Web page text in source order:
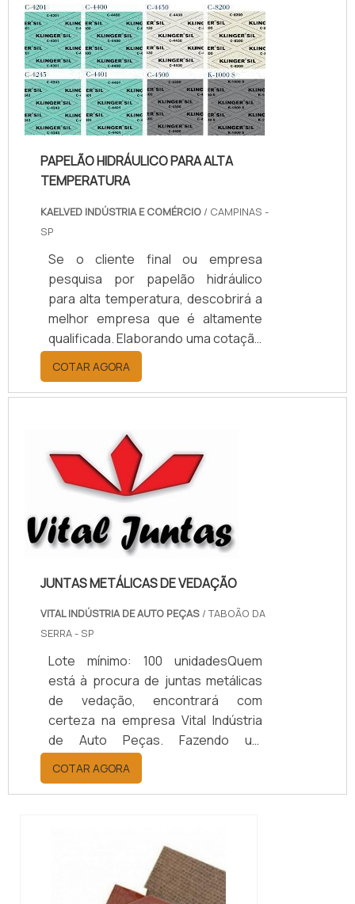
temperatura, com os colaboradores
da kaelved obterá excelente custo-
benefício com assessoria técnica
especializada.UM POUCO MAIS
SOBRE JUNTAS DE TEFLON
TEMPERA...
PAPELÃO HIDRÁULICO PARA ALTA
TEMPERATURA
KAELVED INDÚSTRIA E COMÉRCIO / CAMPINAS -
SP
Se o cliente final ou empresa
pesquisa por papelão hidráulico
para alta temperatura, descobrirá a
melhor empresa que é altamente
qualificada. Elaborando uma cotação
por meio da plataforma e
descobrindo a melhor referência do
mercado.MAIS INFORMAÇÕES
HIDRÁULICO PARA ALTA
TEMPERATURASe alguém pesquisar
papelão hidráulico para alta
temperatura encontra na internet a
kaelved. Uma empresa com alto
know-how em laudos ...
COTAR AGORA
JUNTAS METÁLICAS DE VEDAÇÃO
VITAL INDÚSTRIA DE AUTO PEÇAS / TABOÃO DA
SERRA - SP
Lote mínimo: 100 unidadesQuem
está à procura de juntas metálicas
de vedação, encontrará com
certeza na empresa Vital Indústria
de Auto Peças. Fazendo um
orçamento por meio da maior
empresa da área, é possível achar a
sofisticação, qualidade e preço
vedação, com a melhor mão de obra
da Vital Indústria de Auto Peças, o
cliente receberá ótima qualidade
COTAR AGORA